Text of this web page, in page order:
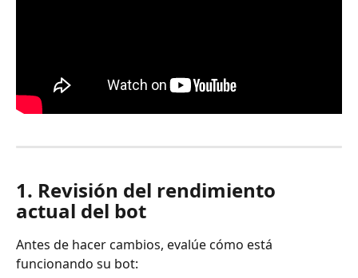
1. Revisión del rendimiento
actual del bot
Antes de hacer cambios, evalúe cómo está
funcionando su bot: